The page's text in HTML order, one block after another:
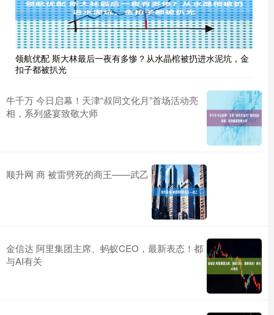
领航优配 斯大林最后一夜有多惨？从水晶棺被扔进水泥坑，金
扣子都被扒光
牛千万 今日启幕！天津“叔同文化月”首场活动亮
相，系列盛宴致敬大师
顺升网 商 被雷劈死的商王——武乙
金信达 阿里集团主席、蚂蚁CEO，最新表态！都
与AI有关